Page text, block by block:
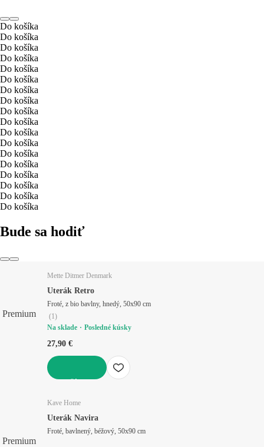
Do košíka
Do košíka
Do košíka
Do košíka
Do košíka
Do košíka
Do košíka
Do košíka
Do košíka
Do košíka
Do košíka
Do košíka
Do košíka
Do košíka
Do košíka
Do košíka
Do košíka
Do košíka
Bude sa hodiť
Premium
Mette Ditmer Denmark
Uterák Retro
Froté, z bio bavlny, hnedý, 50x90 cm
(1)
Na sklade
Posledné kúsky
27,90 €
Premium
Kave Home
Uterák Navira
Froté, bavlnený, béžový, 50x90 cm